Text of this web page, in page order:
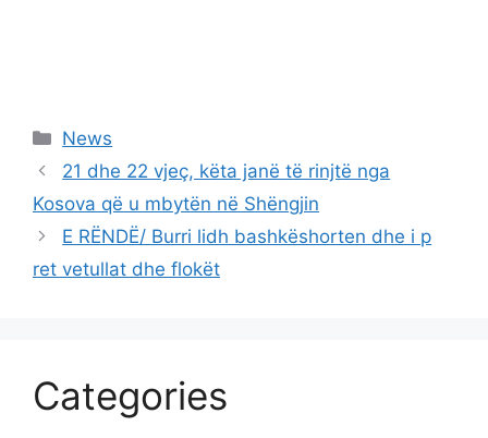
Categories
News
21 dhe 22 vjeç, këta janë të rinjtë nga
Kosova që u mbytën në Shëngjin
E RËNDË/ Burri lidh bashkëshorten dhe i p
ret vetullat dhe flokët
Categories